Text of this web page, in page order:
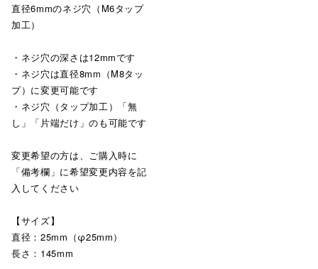
直径6mmのネジ穴（M6タップ
加工）
・ネジ穴の深さは12mmです
・ネジ穴は直径8mm（M8タッ
プ）に変更可能です
・ネジ穴（タップ加工）「無
し」「片端だけ」のも可能です
変更希望の方は、ご購入時に
「備考欄」に希望変更内容を記
入してください
【サイズ】
直径：25mm（φ25mm）
長さ：145mm